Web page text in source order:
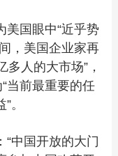
国眼中“近乎势
，美国企业家再
多人的大市场”，
当前最重要的任
。
中国开放的大门